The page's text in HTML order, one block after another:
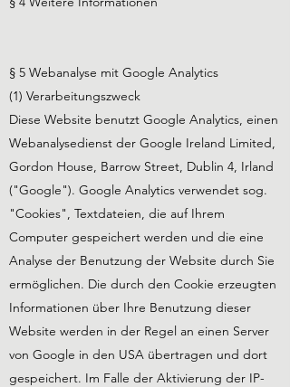
§ 5 Webanalyse mit Google Analytics
(1) Verarbeitungszweck
Diese Website benutzt Google Analytics, einen
Webanalysedienst der Google Ireland Limited,
Gordon House, Barrow Street, Dublin 4, Irland
("Google"). Google Analytics verwendet sog.
"Cookies", Textdateien, die auf Ihrem
Computer gespeichert werden und die eine
Analyse der Benutzung der Website durch Sie
ermöglichen. Die durch den Cookie erzeugten
Informationen über Ihre Benutzung dieser
Website werden in der Regel an einen Server
von Google in den USA übertragen und dort
gespeichert. Im Falle der Aktivierung der IP-